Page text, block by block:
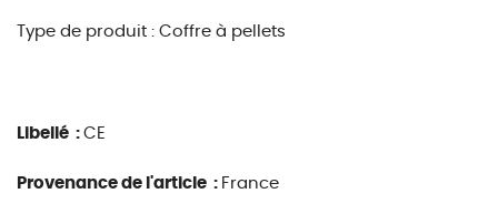
Type de produit : Coffre à pellets
Libellé : CE
Provenance de l'article : France